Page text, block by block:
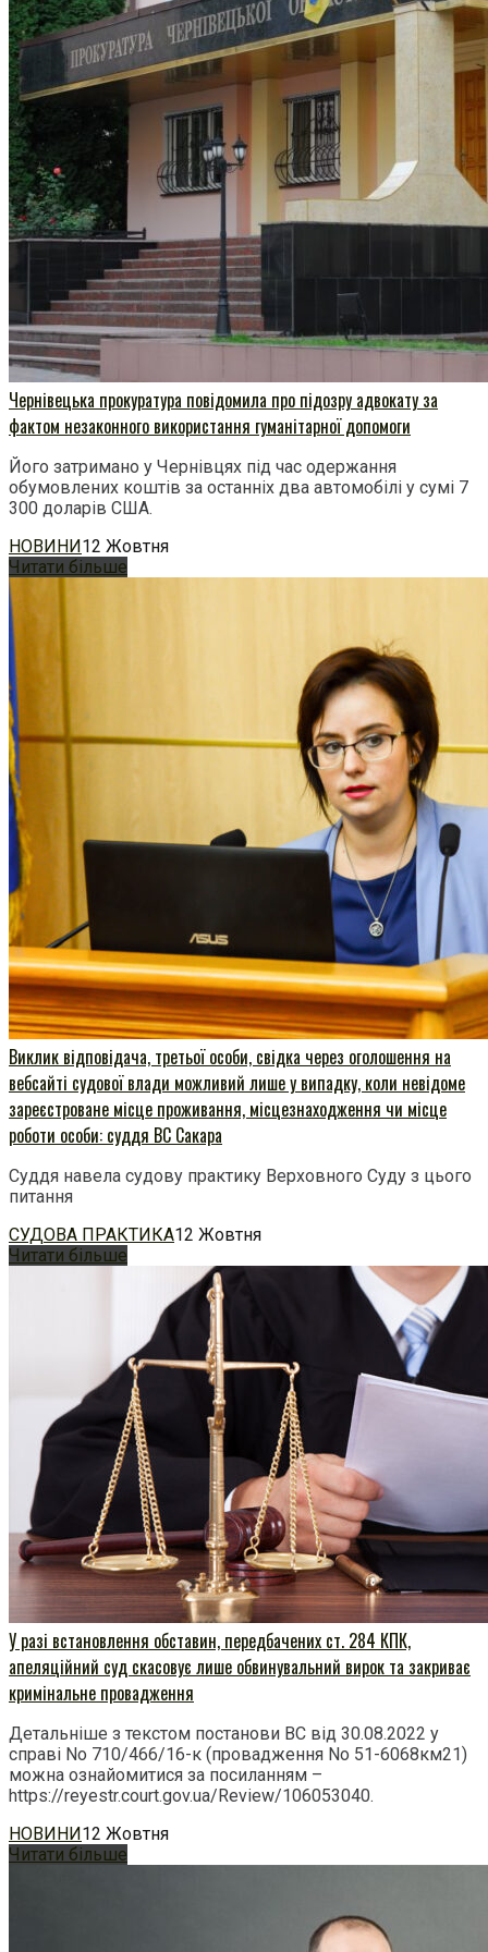
Чернівецька прокуратура повідомила про підозру адвокату за
фактом незаконного використання гуманітарної допомоги
Його затримано у Чернівцях під час одержання
обумовлених коштів за останніх два автомобілі у сумі 7
300 доларів США.
НОВИНИ 12 Жовтня
Читати більше
Виклик відповідача, третьої особи, свідка через оголошення на
вебсайті судової влади можливий лише у випадку, коли невідоме
зареєстроване місце проживання, місцезнаходження чи місце
роботи особи: суддя ВС Сакара
Суддя навела судову практику Верховного Суду з цього
питання
СУДОВА ПРАКТИКА12 Жовтня
Читати більше
У разі встановлення обставин, передбачених ст. 284 КПК,
апеляційний суд скасовує лише обвинувальний вирок та закриває
кримінальне провадження
Детальніше з текстом постанови ВС від 30.08.2022 у
справі No 710/466/16-к (провадження No 51-6068км21)
можна ознайомитися за посиланням –
https://reyestr.court.gov.ua/Review/106053040.
НОВИНИ 12 Жовтня
Читати більше